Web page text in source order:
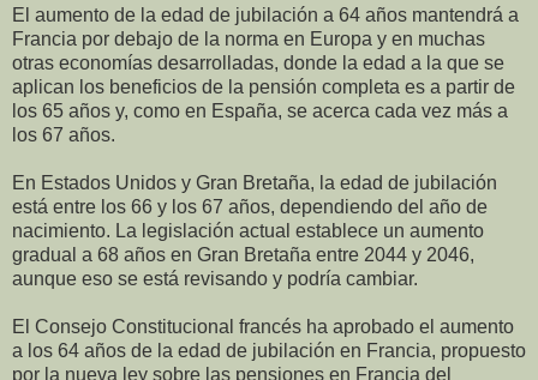
El aumento de la edad de jubilación a 64 años mantendrá a
Francia por debajo de la norma en Europa y en muchas
otras economías desarrolladas, donde la edad a la que se
aplican los beneficios de la pensión completa es a partir de
los 65 años y, como en España, se acerca cada vez más a
los 67 años.
En Estados Unidos y Gran Bretaña, la edad de jubilación
está entre los 66 y los 67 años, dependiendo del año de
nacimiento. La legislación actual establece un aumento
gradual a 68 años en Gran Bretaña entre 2044 y 2046,
aunque eso se está revisando y podría cambiar.
El Consejo Constitucional francés ha aprobado el aumento
a los 64 años de la edad de jubilación en Francia, propuesto
por la nueva ley sobre las pensiones en Francia del